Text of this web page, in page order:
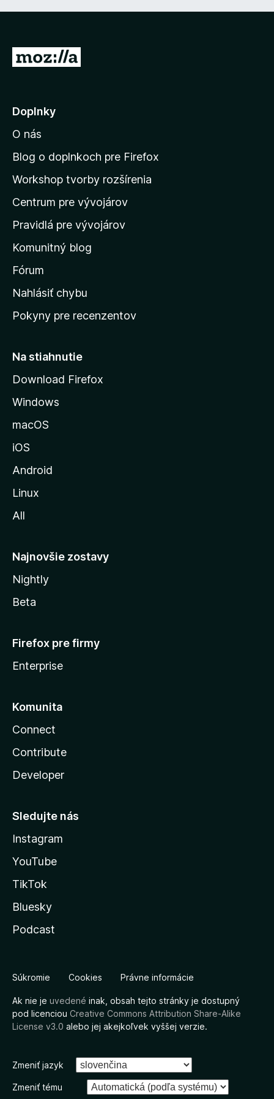
P
j
ť
n
d
o
m
v
s
k
s
r
n
k
o
z
l
Doplnky
O nás
Blog o doplnkoch pre Firefox
Workshop tvorby rozšírenia
Centrum pre vývojárov
Pravidlá pre vývojárov
Komunitný blog
Fórum
Nahlásiť chybu
Pokyny pre recenzentov
Na stiahnutie
Download Firefox
Windows
macOS
iOS
Android
Linux
All
Najnovšie zostavy
Nightly
Beta
Firefox pre firmy
Enterprise
Komunita
Connect
Contribute
Developer
Sledujte nás
Instagram
YouTube
TikTok
Bluesky
Podcast
Súkromie Cookies Právne informácie
Ak nie je uvedené inak, obsah tejto stránky je dostupný
pod licenciou Creative Commons Attribution Share-Alike
License v3.0 alebo jej akejkoľvek vyššej verzie.
Zmeniť jazyk
Zmeniť tému